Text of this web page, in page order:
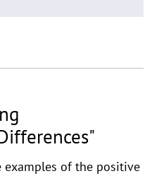
examples of the positive